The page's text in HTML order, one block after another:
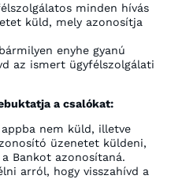
minden hívás
küld, mely azonosítja
enyhe gyanú
az ismert ügyfélszolgálati
a csalókat:
nem küld, illetve
üzenetet küldeni,
Bankot azonosítaná.
arról, hogy visszahívd a